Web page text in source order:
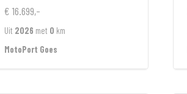
€ 16.699,-
Uit 2026 met 0 km
MotoPort Goes